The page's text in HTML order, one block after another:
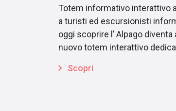
Totem informativo interattivo
a turisti ed escursionisti
oggi scoprire l’ Alpago
nuovo totem interattivo
Scopri